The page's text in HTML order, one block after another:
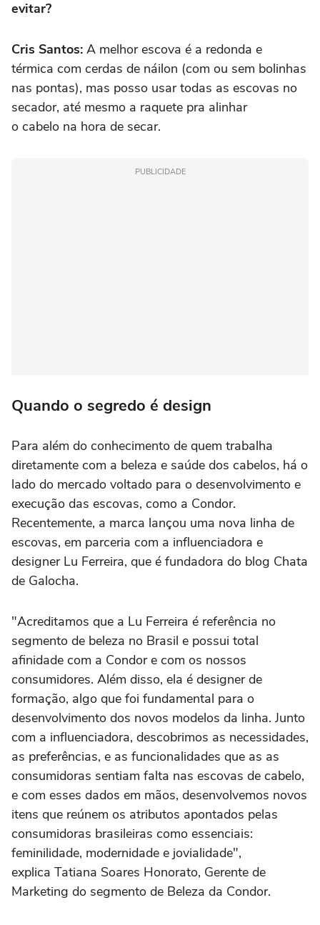
evitar?
Cris Santos: A melhor escova é a redonda e
térmica com cerdas de náilon (com ou sem bolinhas
nas pontas), mas posso usar todas as escovas no
secador, até mesmo a raquete pra alinhar
o cabelo na hora de secar.
PUBLICIDADE
Quando o segredo é design
Para além do conhecimento de quem trabalha
diretamente com a beleza e saúde dos cabelos, há o
lado do mercado voltado para o desenvolvimento e
execução das escovas, como a Condor.
Recentemente, a marca lançou uma nova linha de
escovas, em parceria com a influenciadora e
designer Lu Ferreira, que é fundadora do blog Chata
de Galocha.
"Acreditamos que a Lu Ferreira é referência no
segmento de beleza no Brasil e possui total
afinidade com a Condor e com os nossos
consumidores. Além disso, ela é designer de
formação, algo que foi fundamental para o
desenvolvimento dos novos modelos da linha. Junto
com a influenciadora, descobrimos as necessidades,
as preferências, e as funcionalidades que as as
consumidoras sentiam falta nas escovas de cabelo,
e com esses dados em mãos, desenvolvemos novos
itens que reúnem os atributos apontados pelas
consumidoras brasileiras como essenciais:
feminilidade, modernidade e jovialidade",
explica Tatiana Soares Honorato, Gerente de
Marketing do segmento de Beleza da Condor.